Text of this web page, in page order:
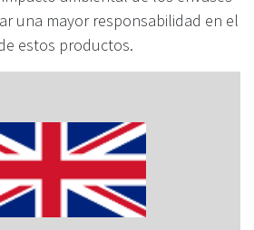
una mayor responsabilidad en el
estos productos.